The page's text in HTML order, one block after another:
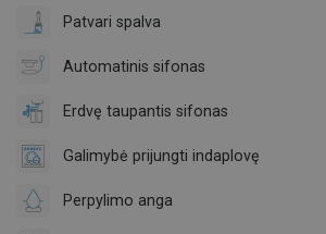
Patvari spalva
Automatinis sifonas
Erdvę taupantis sifonas
Galimybė prijungti indaplovę
Perpylimo anga